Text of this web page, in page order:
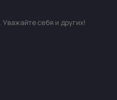
себя и других!